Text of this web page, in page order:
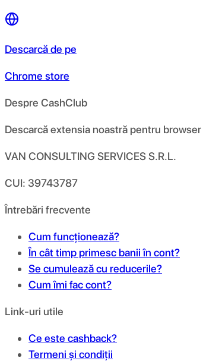
Descarcă de pe
Chrome store
Despre CashClub
Descarcă extensia noastră pentru
VAN CONSULTING SERVICES S.R.L.
CUI: 39743787
Întrebări frecvente
Cum funcționează?
În cât timp primesc banii în cont?
Se cumulează cu reducerile?
Cum îmi fac cont?
Link-uri utile
Ce este cashback?
Termeni și condiții